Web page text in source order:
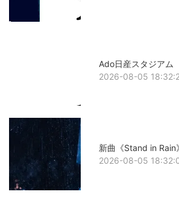
Ado日産スタジアム
2026-08-05
新曲《Stand in Rain》
2026-08-05